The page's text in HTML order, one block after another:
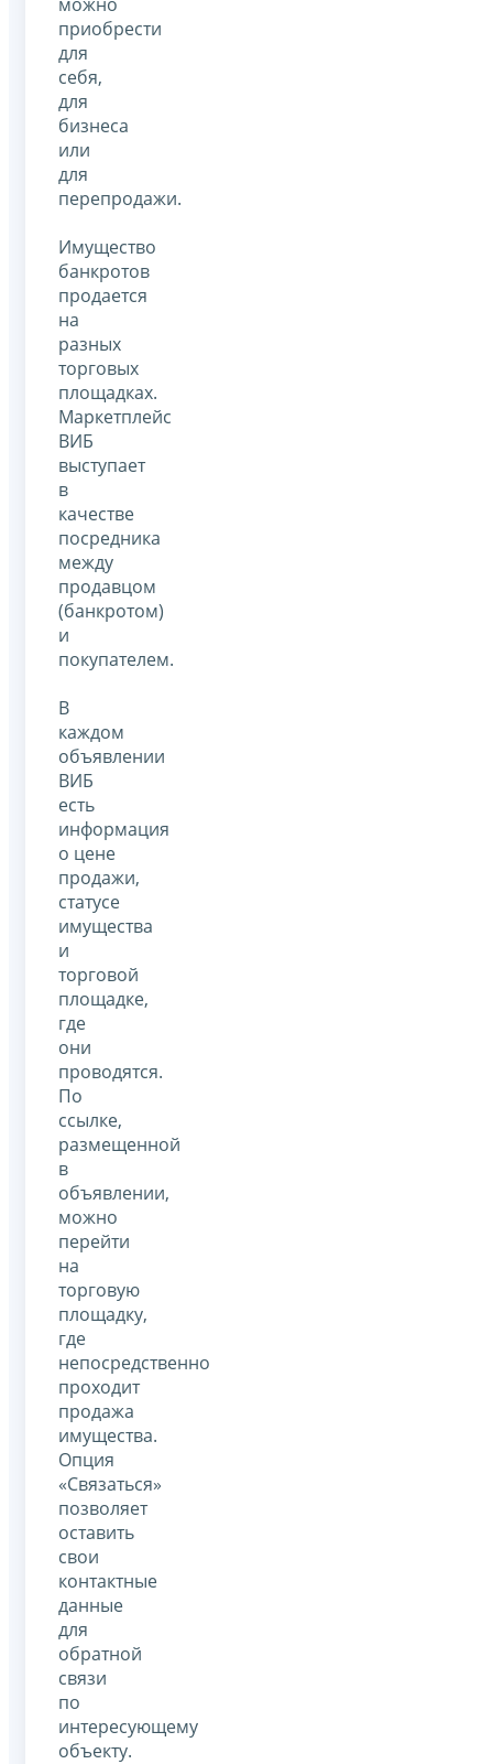
приобрести
для
себя,
для
бизнеса
или
для
перепродажи.
Имущество
банкротов
продается
на
разных
торговых
площадках.
Маркетплейс
ВИБ
выступает
в
качестве
посредника
между
продавцом
(банкротом)
и
покупателем.
В
каждом
объявлении
ВИБ
есть
информация
о цене
продажи,
статусе
имущества
и
торговой
площадке,
где
они
проводятся.
По
ссылке,
размещенной
в
объявлении,
можно
перейти
на
торговую
площадку,
где
непосредственно
проходит
продажа
имущества.
Опция
«Связаться»
позволяет
оставить
свои
контактные
данные
для
обратной
связи
по
интересующему
объекту.